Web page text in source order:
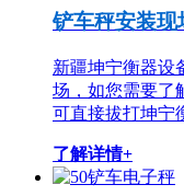
铲车秤安装现
新疆坤宁衡器设
场，如您需要了
可直接拔打坤宁
了解详情+